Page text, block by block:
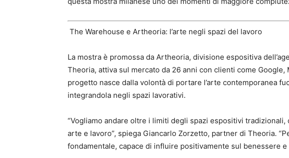
The Warehouse e Artheoria: l’arte negli spazi del lavoro
La mostra è promossa da Artheoria, divisione espositiva
Theoria, attiva sul mercato da 26 anni con clienti come Google,
progetto nasce dalla volontà di portare l’arte contemporanea
integrandola negli spazi lavorativi.
“Vogliamo andare oltre i limiti degli spazi espositivi tradizionali,
arte e lavoro”, spiega Giancarlo Zorzetto, partner di Theoria.
fondamentale, capace di influire positivamente sul benessere e